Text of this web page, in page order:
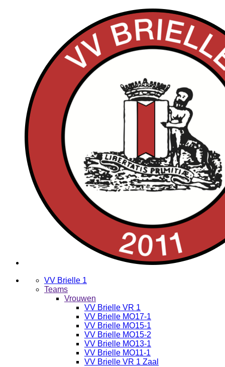
VV Brielle 1
Teams
Vrouwen
VV Brielle VR 1
VV Brielle MO17-1
VV Brielle MO15-1
VV Brielle MO15-2
VV Brielle MO13-1
VV Brielle MO11-1
VV Brielle VR 1 Zaal